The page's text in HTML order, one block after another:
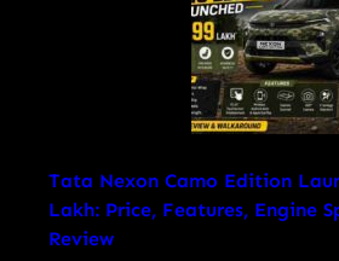
Tata Nexon Camo Edition
Lakh: Price, Features, Engine
Review